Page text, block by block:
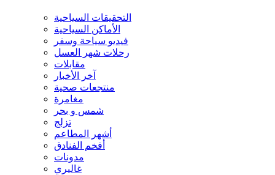
التحقيقات السياحية
الأماكن السياحية
فيديو سياحة وسفر
رحلات شهر العسل
مقابلات
آخر الأخبار
منتجعات صحية
مغامرة
شمس و بحر
تزلج
أشهر المطاعم
أفخم الفنادق
مدونات
غاليري